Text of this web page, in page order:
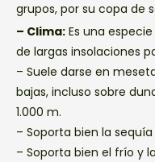
grupos, por su copa de
– Clima: Es una
de largas insolaciones
– Suele darse en
bajas, incluso sobre
1.000 m.
– Soporta bien la sequía
– Soporta bien el frío y